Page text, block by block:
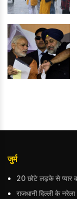
जुर्म